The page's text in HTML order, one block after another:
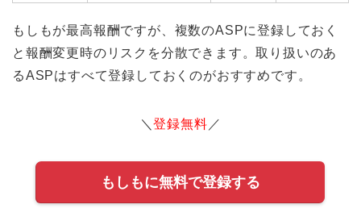
もしもが最高報酬ですが、複数のASPに登録しておく
と報酬変更時のリスクを分散できます。取り扱いのあ
るASPはすべて登録しておくのがおすすめです。
＼登録無料 ／
もしもに無料で登録する